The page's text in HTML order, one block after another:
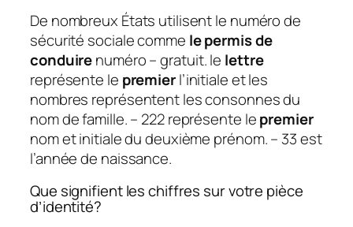
De nombreux États utilisent le numéro de
sécurité sociale comme le permis de
conduirenuméro – gratuit. le lettre
représente le premierl’initiale et les
nombres représentent les consonnes du
nom de famille. – 222 représente lepremier
nom et initiale du deuxième prénom. – 33 est
l’année de naissance.
Que signifient les chiffres sur votre pièce
d’identité?